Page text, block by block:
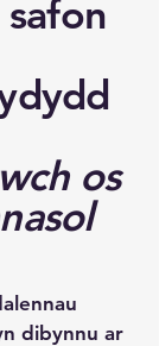
os
dibynnu ar